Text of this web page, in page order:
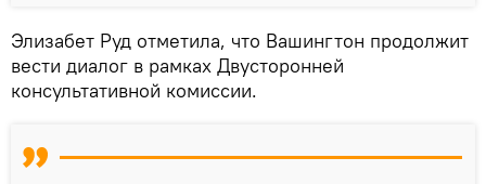
Элизабет Руд отметила, что Вашингтон продолжит
вести диалог в рамках Двусторонней
консультативной комиссии.